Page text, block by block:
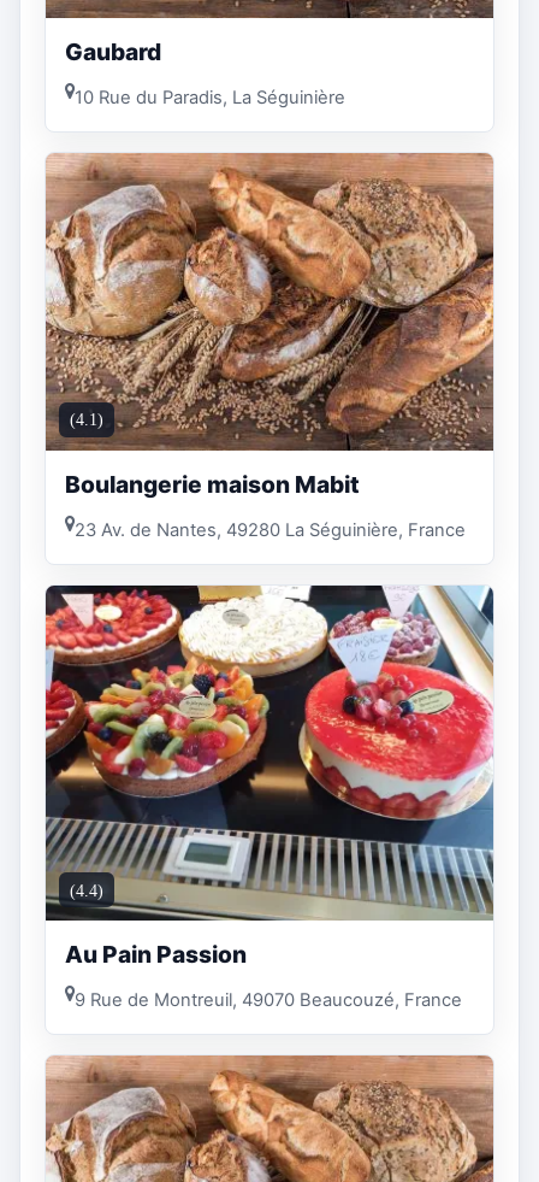
Gaubard
10 Rue du Paradis, La Séguinière
(4.1)
Boulangerie maison Mabit
23 Av. de Nantes, 49280 La Séguinière, France
(4.4)
Au Pain Passion
9 Rue de Montreuil, 49070 Beaucouzé, France